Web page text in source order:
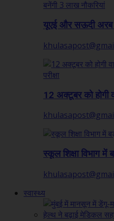
यूएई और सऊदी अरब
12 अक्टूबर को होगी
स्कूल शिक्षा विभाग
स्वास्थ्य